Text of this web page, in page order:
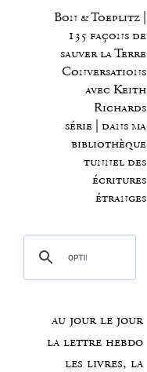
Bon & Toeplitz |
135 façons de
sauver la Terre
Conversations
avec Keith
Richards
série | dans ma
bibliothèque
tunnel des
écritures
étranges
au jour le jour
la lettre hebdo
les livres, la